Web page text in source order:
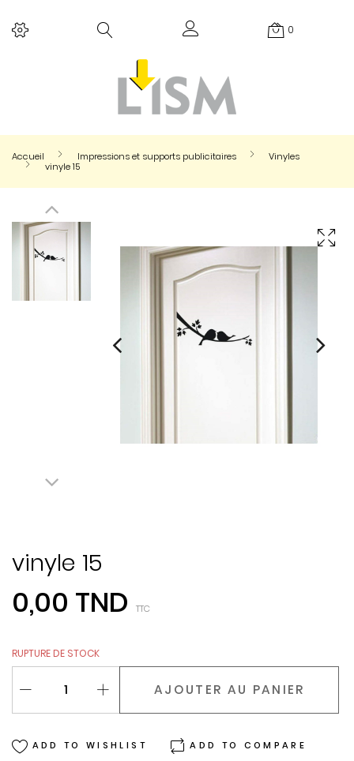
0
Accueil Impressions et supports publicitaires
Vinyles
vinyle 15
vinyle 15
0,00 TND TTC
RUPTURE DE STOCK
AJOUTER AU PANIER
ADD TO WISHLIST ADD TO COMPARE